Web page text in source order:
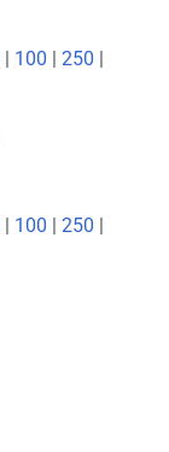
| 100 | 250 |
| 100 | 250 |